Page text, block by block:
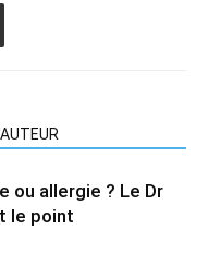
ou allergie ? Le Dr
le point